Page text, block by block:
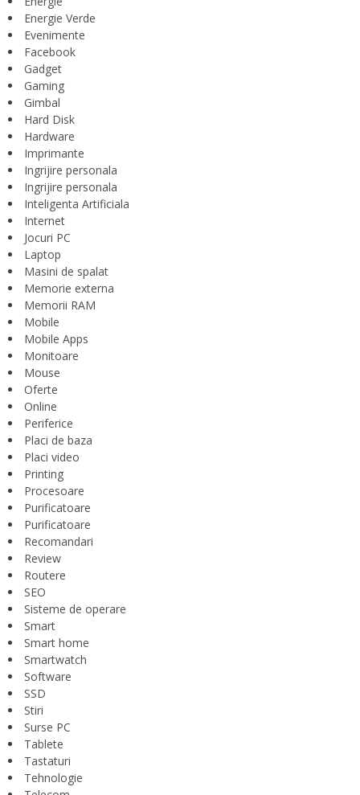
Energie Verde
Evenimente
Facebook
Gadget
Gaming
Gimbal
Hard Disk
Hardware
Imprimante
Ingrijire personala
Ingrijire personala
Inteligenta Artificiala
Internet
Jocuri PC
Laptop
Masini de spalat
Memorie externa
Memorii RAM
Mobile
Mobile Apps
Monitoare
Mouse
Oferte
Online
Periferice
Placi de baza
Placi video
Printing
Procesoare
Purificatoare
Purificatoare
Recomandari
Review
Routere
SEO
Sisteme de operare
Smart
Smart home
Smartwatch
Software
SSD
Stiri
Surse PC
Tablete
Tastaturi
Tehnologie